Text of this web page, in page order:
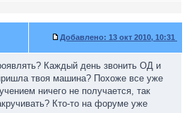
Добавлено: 13 окт 2010, 10:31
Каждый день звонить ОД и
твоя машина? Похоже все уже
ничего не получается, так
Кто-то на форуме уже